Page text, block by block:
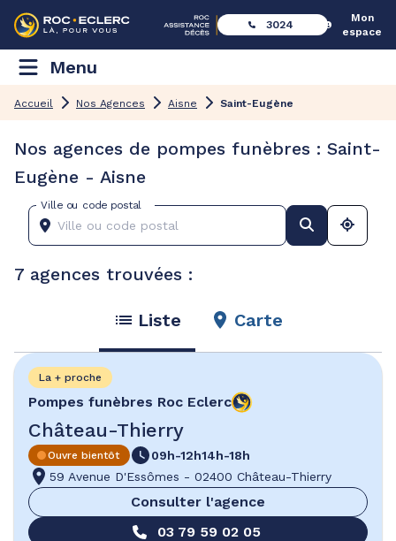
3024
Mon
espace
Menu
Accueil Nos Agences Aisne Saint-Eugène
Nos agences de pompes funèbres : Saint-
Eugène - Aisne
Ville ou code postal
7 agences trouvées :
Liste Carte
Pompes funèbres Roc Eclerc
Château-Thierry
La + proche
Ouvre bientôt 09h-12h14h-18h
59 Avenue D'Essômes - 02400 Château-Thierry
Consulter l'agence
03 79 59 02 05